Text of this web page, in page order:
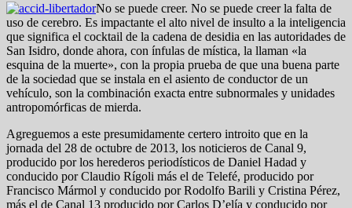
No se puede creer. No se puede creer la falta de
uso de cerebro. Es impactante el alto nivel de insulto a la inteligencia
que significa el cocktail de la cadena de desidia en las autoridades de
San Isidro, donde ahora, con ínfulas de mística, la llaman «la
esquina de la muerte», con la propia prueba de que una buena parte
de la sociedad que se instala en el asiento de conductor de un
vehículo, son la combinación exacta entre subnormales y unidades
antropomórficas de mierda.
Agreguemos a este presumidamente certero introito que en la
jornada del 28 de octubre de 2013, los noticieros de Canal 9,
producido por los herederos periodísticos de Daniel Hadad y
conducido por Claudio Rígoli más el de Telefé, producido por
Francisco Mármol y conducido por Rodolfo Barili y Cristina Pérez,
más el de Canal 13 producido por Carlos D’elía y conducido por